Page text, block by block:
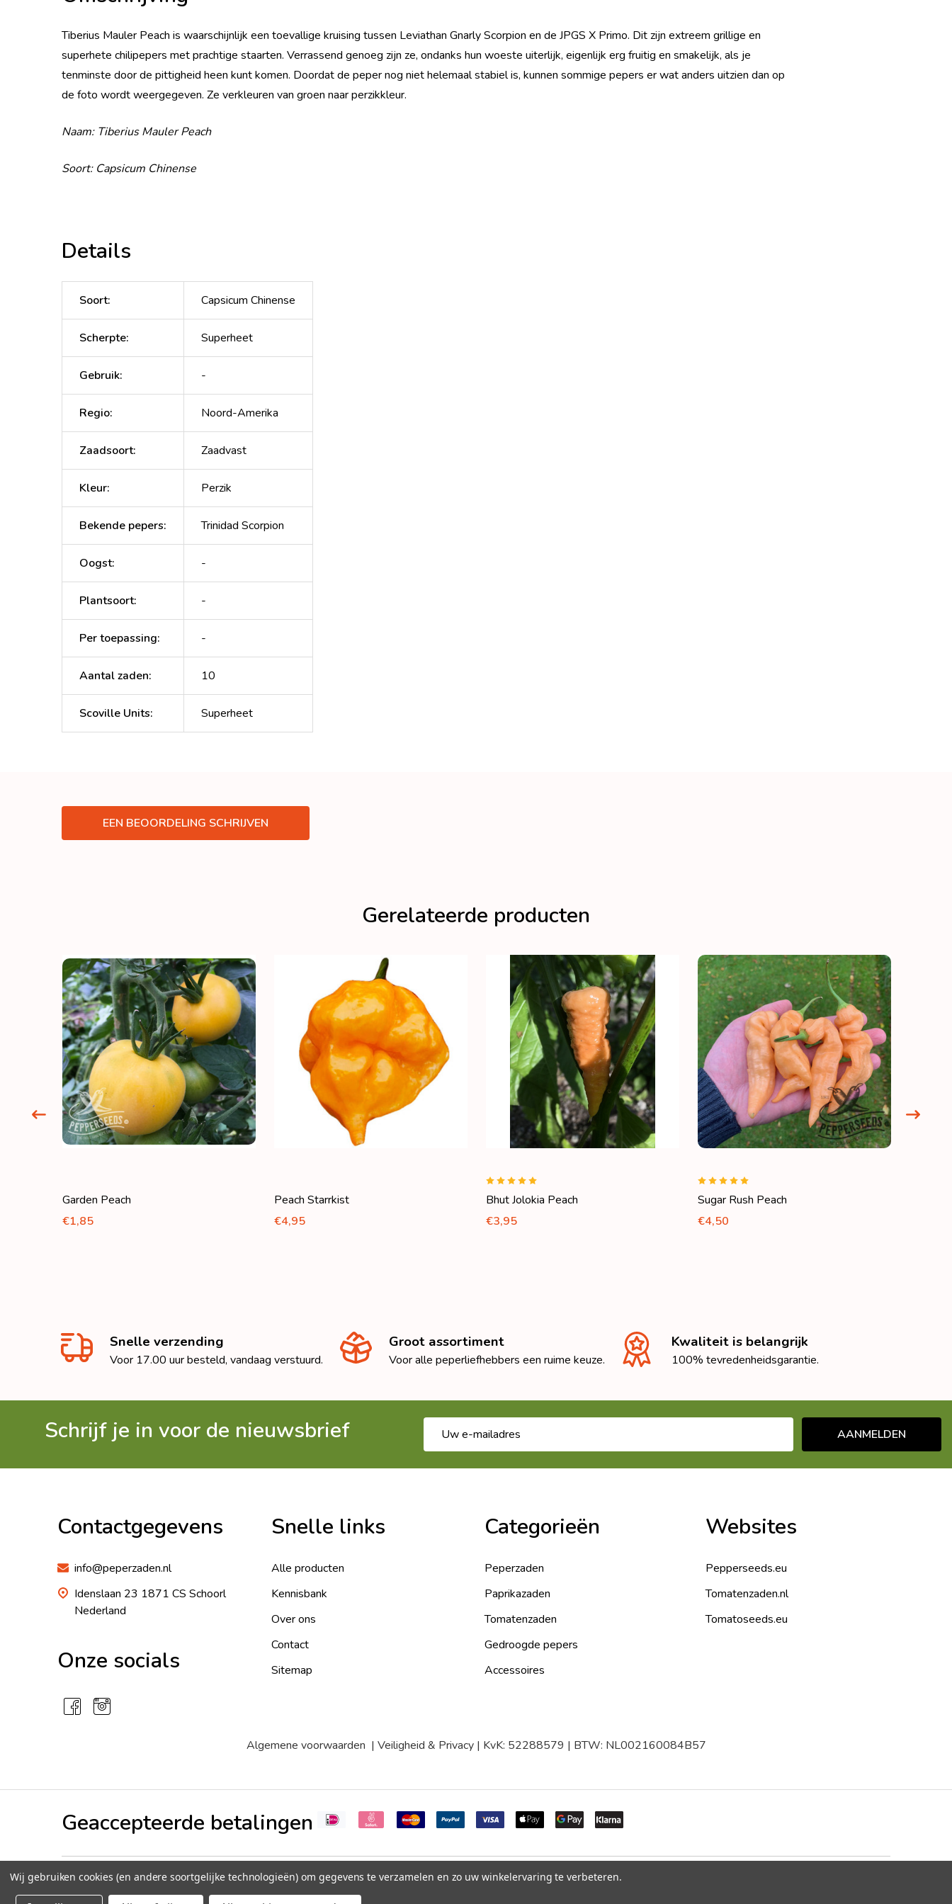
Tiberius Mauler Peach is waarschijnlijk een toevallige kruising tussen Leviathan Gnarly Scorpion en de JPGS X Primo. Dit zijn extreem grillige en
superhete chilipepers met prachtige staarten. Verrassend genoeg zijn ze, ondanks hun woeste uiterlijk, eigenlijk erg fruitig en smakelijk, als je
tenminste door de pittigheid heen kunt komen. Doordat de peper nog niet helemaal stabiel is, kunnen sommige pepers er wat anders uitzien dan op
de foto wordt weergegeven. Ze verkleuren van groen naar perzikkleur.
Naam: Tiberius Mauler Peach
Soort: Capsicum Chinense
Details
Soort: Capsicum Chinense
Scherpte: Superheet
Gebruik: -
Regio: Noord-Amerika
Zaadsoort: Zaadvast
Kleur: Perzik
Bekende pepers: Trinidad Scorpion
Oogst: -
Plantsoort: -
Per toepassing: -
Aantal zaden: 10
Scoville Units: Superheet
EEN BEOORDELING SCHRIJVEN
Gerelateerde producten
Garden Peach
€1,85
Peach Starrkist
€4,95
Bhut Jolokia Peach
€3,95
Sugar Rush Peach
€4,50
Snelle verzending
Voor 17.00 uur besteld, vandaag verstuurd.
Groot assortiment
Voor alle peperliefhebbers een ruime keuze.
Kwaliteit is belangrijk
100% tevredenheidsgarantie.
Schrijf je in voor de nieuwsbrief
mailadres
AANMELDEN
Contactgegevens
info@peperzaden.nl
Idenslaan 23 1871 CS Schoorl
Nederland
Onze socials
Snelle links
Alle producten
Kennisbank
Over ons
Contact
Sitemap
Categorieën
Peperzaden
Paprikazaden
Tomatenzaden
Gedroogde pepers
Accessoires
Websites
Pepperseeds.eu
Tomatenzaden.nl
Tomatoseeds.eu
Algemene voorwaarden | Veiligheid & Privacy| KvK: 52288579 | BTW: NL002160084B57
Geaccepteerde betalingen
©2026Peperzaden.nl
Wij gebruiken cookies (en andere soortgelijke technologieën) om gegevens te verzamelen en zo uw winkelervaring te verbeteren.